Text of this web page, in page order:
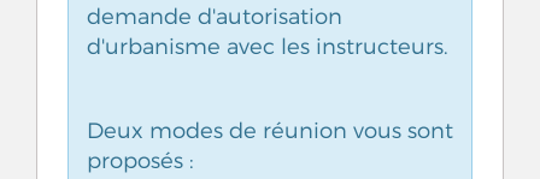
demande d'autorisation
d'urbanisme avec les instructeurs.
Deux modes de réunion vous sont
proposés :